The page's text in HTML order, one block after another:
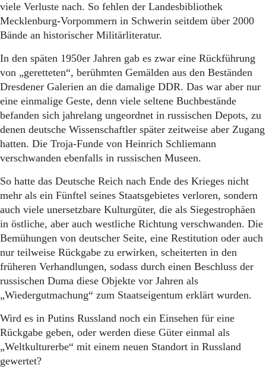
viele Verluste nach. So fehlen der Landesbibliothek
Mecklenburg-Vorpommern in Schwerin seitdem über 2000
Bände an historischer Militärliteratur.
In den späten 1950er Jahren gab es zwar eine Rückführung
von „geretteten“, berühmten Gemälden aus den Beständen
Dresdener Galerien an die damalige DDR. Das war aber nur
eine einmalige Geste, denn viele seltene Buchbestände
befanden sich jahrelang ungeordnet in russischen Depots, zu
denen deutsche Wissenschaftler später zeitweise aber Zugang
hatten. Die Troja-Funde von Heinrich Schliemann
verschwanden ebenfalls in russischen Museen.
So hatte das Deutsche Reich nach Ende des Krieges nicht
mehr als ein Fünftel seines Staatsgebietes verloren, sondern
auch viele unersetzbare Kulturgüter, die als Siegestrophäen
in östliche, aber auch westliche Richtung verschwanden. Die
Bemühungen von deutscher Seite, eine Restitution oder auch
nur teilweise Rückgabe zu erwirken, scheiterten in den
früheren Verhandlungen, sodass durch einen Beschluss der
russischen Duma diese Objekte vor Jahren als
„Wiedergutmachung“ zum Staatseigentum erklärt wurden.
Wird es in Putins Russland noch ein Einsehen für eine
Rückgabe geben, oder werden diese Güter einmal als
„Weltkulturerbe“ mit einem neuen Standort in Russland
gewertet?